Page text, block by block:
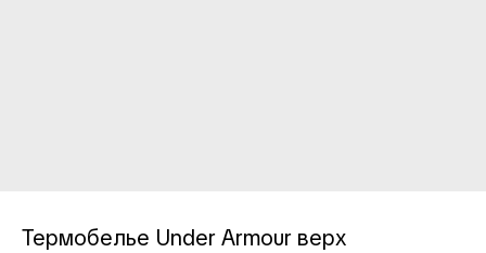
Термобелье Under Armour верх